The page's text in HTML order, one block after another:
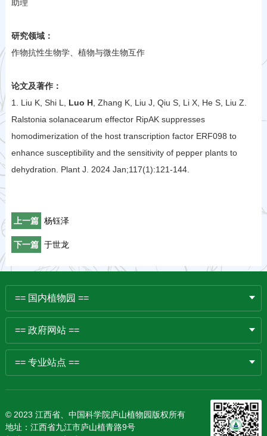
助理
研究领域：
作物抗性生物学、植物与微生物互作
论文及著作：
1. Liu K, Shi L, Luo H, Zhang K, Liu J, Qiu S, Li X, He S, Liu Z.
Ralstonia solanacearum effector RipAK suppresses
homodimerization of the host transcription factor ERF098 to
enhance susceptibility and the sensitivity of pepper plants to
dehydration. Plant J. 2024 Jan;117(1):121-144.
上一篇 杨钰泽
下一篇 于世龙
== 国内植物园 ==
== 政府网站 ==
== 专业站点 ==
© 2023 江西省、中国科学院庐山植物园版权所有
地址：江西省九江市庐山植青路9号